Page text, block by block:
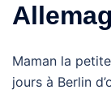
Maman la
jours à Berlin